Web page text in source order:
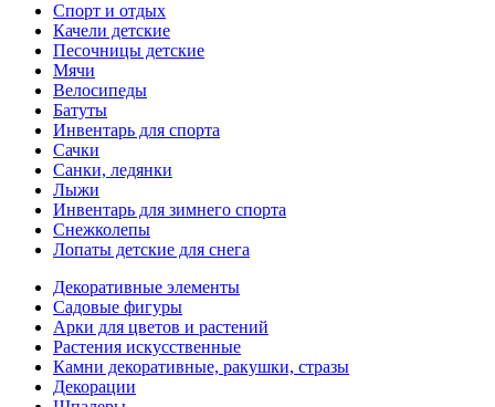
Спорт и отдых
Качели детские
Песочницы детские
Мячи
Велосипеды
Батуты
Инвентарь для спорта
Сачки
Санки, ледянки
Лыжи
Инвентарь для зимнего спорта
Снежколепы
Лопаты детские для снега
Декоративные элементы
Садовые фигуры
Арки для цветов и растений
Растения искусственные
Камни декоративные, ракушки, стразы
Декорации